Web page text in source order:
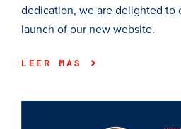
dedication, we are delighted to
launch of our new website.
LEER MÁS